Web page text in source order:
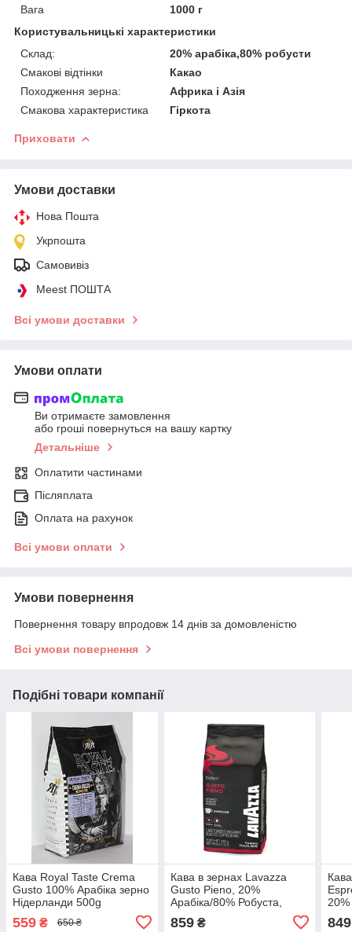
Вага
1000 г
Користувальницькі характеристики
Склад:
20% арабіка,80% робусти
Смакові відтінки
Какао
Походження зерна:
Африка і Азія
Смакова характеристика
Гіркота
Приховати
Умови доставки
Нова Пошта
Укрпошта
Самовивіз
Meest ПОШТА
Всі умови доставки
Умови оплати
Ви отримаєте замовлення
або гроші повернуться на вашу картку
Детальніше
Оплатити частинами
Післяплата
Оплата на рахунок
Всі умови оплати
Умови повернення
Повернення товару впродовж 14 днів за домовленістю
Всі умови повернення
Подібні товари компанії
Кава Royal Taste Crema
Gusto 100% Арабіка зерно
Нідерланди 500g
559 ₴ 650 ₴
Кава в зернах Lavazza
Gusto Pieno, 20%
Арабіка/80% Робуста,
859₴
20%
849